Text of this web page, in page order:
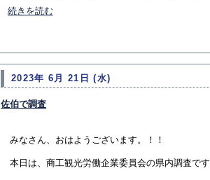
続きを読む
2023年 6月 21日 (水)
佐伯で調査
みなさん、おはようございます。！！
本日は、商工観光労働企業委員会の県内調査で